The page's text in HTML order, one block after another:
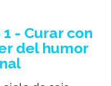
1 - Curar con
del humor